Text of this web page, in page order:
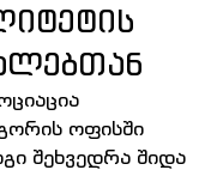
ოფისში
შეხვედრა შიდა